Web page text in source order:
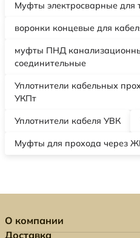
Муфты электросварные для
воронки концевые для
муфты ПНД
соединительные
Уплотнители кабельных
УКПт
Уплотнители кабеля УВК
Муфты для прохода через
О компании
Доставка